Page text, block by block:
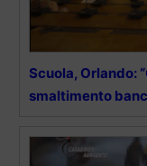
Scuola, Orlando:
smaltimento